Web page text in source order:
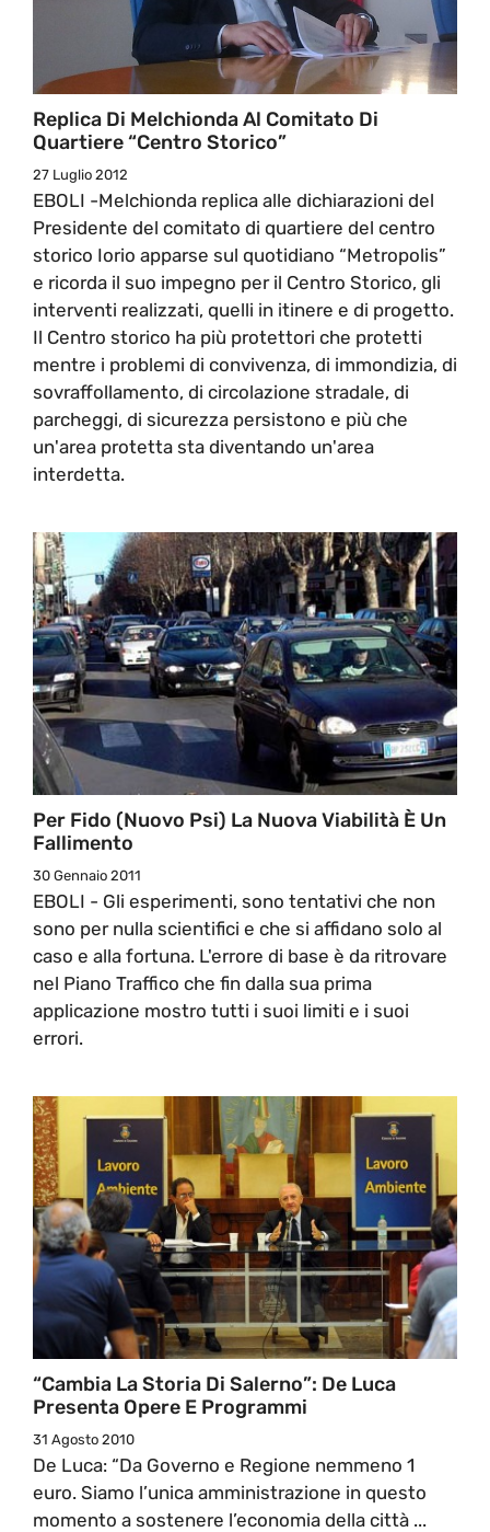
Replica Di Melchionda Al Comitato Di
Quartiere “Centro Storico”
27 Luglio 2012
EBOLI -Melchionda replica alle dichiarazioni del
Presidente del comitato di quartiere del centro
storico Iorio apparse sul quotidiano “Metropolis”
e ricorda il suo impegno per il Centro Storico, gli
interventi realizzati, quelli in itinere e di progetto.
Il Centro storico ha più protettori che protetti
mentre i problemi di convivenza, di immondizia, di
sovraffollamento, di circolazione stradale, di
parcheggi, di sicurezza persistono e più che
un'area protetta sta diventando un'area
interdetta.
Per Fido (Nuovo Psi) La Nuova Viabilità È Un
Fallimento
30 Gennaio 2011
EBOLI - Gli esperimenti, sono tentativi che non
sono per nulla scientifici e che si affidano solo al
caso e alla fortuna. L'errore di base è da ritrovare
nel Piano Traffico che fin dalla sua prima
applicazione mostro tutti i suoi limiti e i suoi
errori.
“Cambia La Storia Di Salerno”: De Luca
Presenta Opere E Programmi
31 Agosto 2010
De Luca: “Da Governo e Regione nemmeno 1
euro. Siamo l’unica amministrazione in questo
momento a sostenere l’economia della città ...